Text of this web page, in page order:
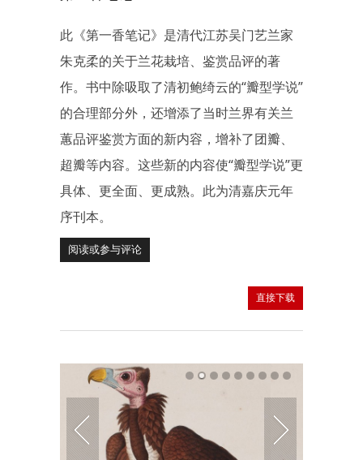
此《第一香笔记》是清代江苏吴门艺兰家
朱克柔的关于兰花栽培、鉴赏品评的著
作。书中除吸取了清初鲍绮云的“瓣型学说”
的合理部分外，还增添了当时兰界有关兰
蕙品评鉴赏方面的新内容，增补了团瓣、
超瓣等内容。这些新的内容使“瓣型学说”更
具体、更全面、更成熟。此为清嘉庆元年
序刊本。
阅读或参与评论
直接下载